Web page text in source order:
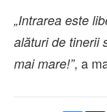
„Intrarea este
alături de tinerii
mai mare!”, a